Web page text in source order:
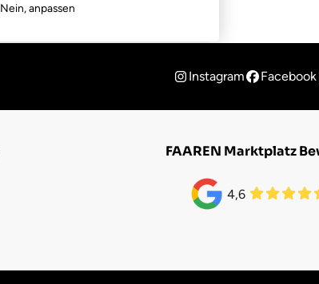
Instagram Facebook
FAAREN Marktplatz
4,6
Nein, anpassen